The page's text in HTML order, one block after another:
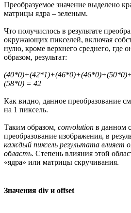
Преобразуемое значение выделено
матрицы ядра – зеленым.
Что получислось в результате
окружающих пикселей, включая
нулю, кроме верхнего среднего, где
образом, результат:
(58*0) = 42
Как видно, данное преобразование
на 1 пиксель.
Таким образом, convolution в данном
преобразование изображения, в
каждый пиксель результата влияет
область. Степень влияния этой
«ядра» или матрицы скручивания.
Значения div и offset